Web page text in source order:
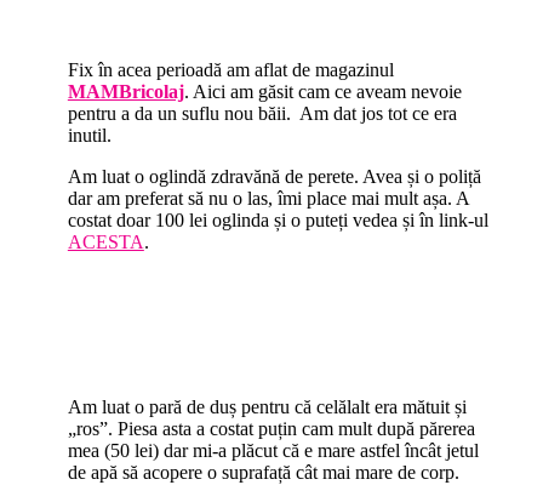
Fix în acea perioadă am aflat de magazinul
MAMBricolaj. Aici am găsit cam ce aveam nevoie
pentru a da un suflu nou băii. Am dat jos tot ce era
inutil.
Am luat o oglindă zdravănă de perete. Avea și o poliță
dar am preferat să nu o las, îmi place mai mult așa. A
costat doar 100 lei oglinda și o puteți vedea și în link-ul
ACESTA.
Am luat o pară de duș pentru că celălalt era mătuit și
„ros”. Piesa asta a costat puțin cam mult după părerea
mea (50 lei) dar mi-a plăcut că e mare astfel încât jetul
de apă să acopere o suprafață cât mai mare de corp.